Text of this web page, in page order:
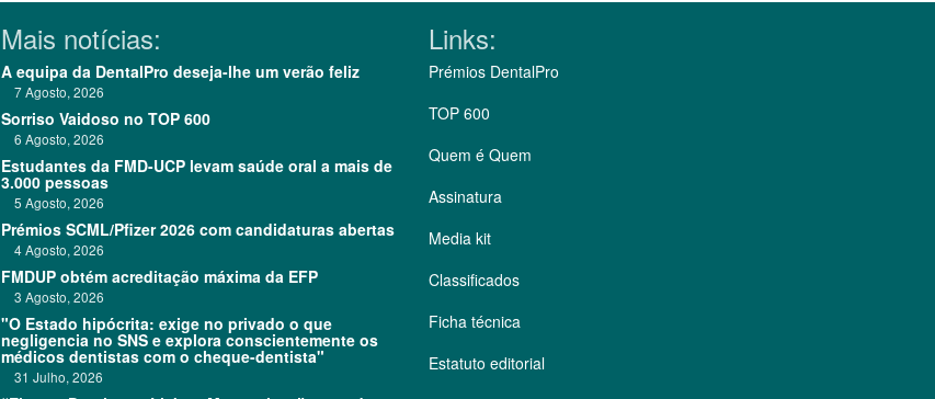
Mais notícias:
A equipa da DentalPro deseja-lhe um verão feliz
7 Agosto, 2026
Sorriso Vaidoso no TOP 600
6 Agosto, 2026
Estudantes da FMD-UCP levam saúde oral a mais de
3.000 pessoas
5 Agosto, 2026
Prémios SCML/Pfizer 2026 com candidaturas abertas
4 Agosto, 2026
FMDUP obtém acreditação máxima da EFP
3 Agosto, 2026
"O Estado hipócrita: exige no privado o que
negligencia no SNS e explora conscientemente os
médicos dentistas com o cheque-dentista"
31 Julho, 2026
Links:
Prémios DentalPro
TOP 600
Quem é Quem
Assinatura
Media kit
Classificados
Ficha técnica
Estatuto editorial